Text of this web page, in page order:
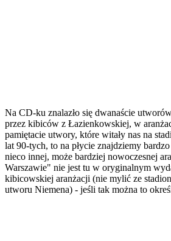
Na CD-ku znalazło się dwanaście
przez kibiców z Łazienkowskiej, w
pamiętacie utwory, które witały nas na
lat 90-tych, to na płycie znajdziemy
nieco innej, może bardziej nowoczesnej
Warszawie" nie jest tu w oryginalnym
kibicowskiej aranżacji (nie mylić ze
utworu Niemena) - jeśli tak można to